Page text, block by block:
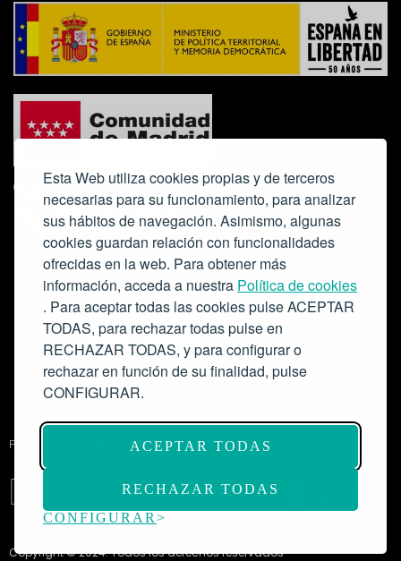
Esta Web utiliza cookies propias y de terceros
necesarias para su funcionamiento, para analizar
sus hábitos de navegación. Asimismo, algunas
cookies guardan relación con funcionalidades
ofrecidas en la web. Para obtener más
información, acceda a nuestra Política de cookies
. Para aceptar todas las cookies pulse ACEPTAR
TODAS, para rechazar todas pulse en
RECHAZAR TODAS, y para configurar o
rechazar en función de su finalidad, pulse
CONFIGURAR.
ACEPTAR TODAS
RECHAZAR TODAS
CONFIGURAR
Colabora:
Proyecto de modernización de infraestructuras y digitalización del
Salón de Actos del Ateneo de Madrid como espacio escénico-musical.
Subvención: 175.000€
Copyright © 2024. Todos los derechos reservados